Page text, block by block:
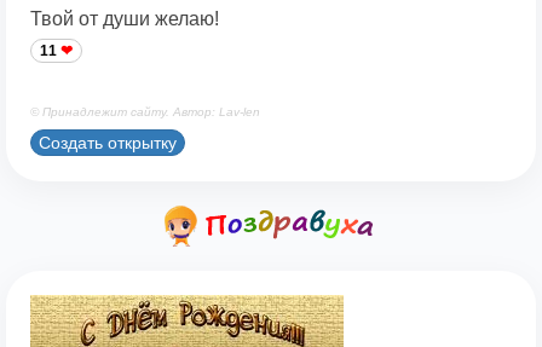
Твой от души желаю!
11
© Принадлежит сайту. Автор: Lav-len
Создать открытку